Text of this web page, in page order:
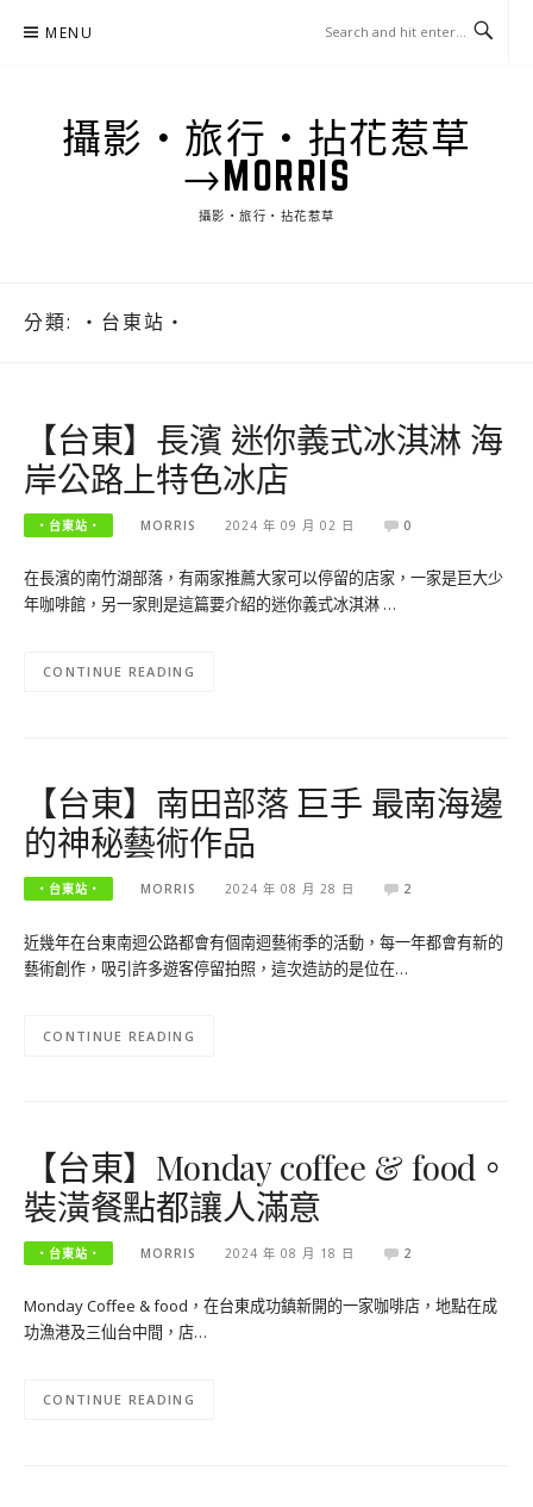
MENU
攝影‧旅行‧拈花惹草
→MORRIS
攝影‧旅行‧拈花惹草
分類: ‧台東站‧
【台東】長濱 迷你義式冰淇淋 海
岸公路上特色冰店
‧台東站‧ MORRIS 2024 年 09 月 02 日 0
在長濱的南竹湖部落，有兩家推薦大家可以停留的店家，一家是巨大少
年咖啡館，另一家則是這篇要介紹的迷你義式冰淇淋 …
CONTINUE READING
【台東】南田部落 巨手 最南海邊
的神秘藝術作品
‧台東站‧ MORRIS 2024 年 08 月 28 日 2
近幾年在台東南迴公路都會有個南迴藝術季的活動，每一年都會有新的
藝術創作，吸引許多遊客停留拍照，這次造訪的是位在…
CONTINUE READING
【台東】Monday coffee & food。
裝潢餐點都讓人滿意
‧台東站‧ MORRIS 2024 年 08 月 18 日 2
Monday Coffee & food，在台東成功鎮新開的一家咖啡店，地點在成
功漁港及三仙台中間，店…
CONTINUE READING